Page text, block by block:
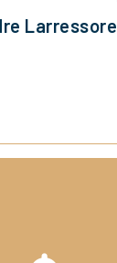
Larressore